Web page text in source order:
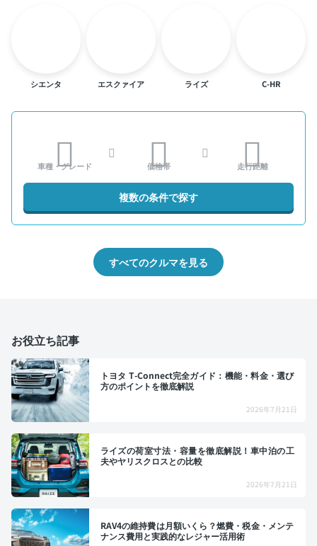
シエンタ エスクァイア ライズ C-HR
車種・グレード 価格帯 走行距離
複数の条件で探す
すべてのクルマを見る
お役立ち記事
トヨタ T-Connect完全ガイド：機能・料金・選び
方のポイントを徹底解説
2026年7月21日
ライズの荷室寸法・容量を徹底解説！車中泊の工
夫やヤリスクロスとの比較
2026年7月21日
RAV4の維持費は月額いくら？燃費・税金・メンテ
ナンス費用と実践的なレジャー活用術